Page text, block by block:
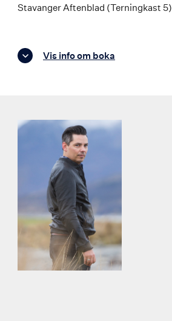
Stavanger Aftenblad (Terningkast 5)
Vis info om boka